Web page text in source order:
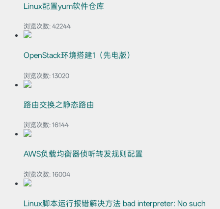
Linux配置yum软件仓库
浏览次数: 42244
OpenStack环境搭建1（先电版）
浏览次数: 13020
路由交换之静态路由
浏览次数: 16144
AWS负载均衡器侦听转发规则配置
浏览次数: 16004
Linux脚本运行报错解决方法 bad interpreter: No such